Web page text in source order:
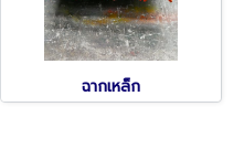
ฉากเหล็ก